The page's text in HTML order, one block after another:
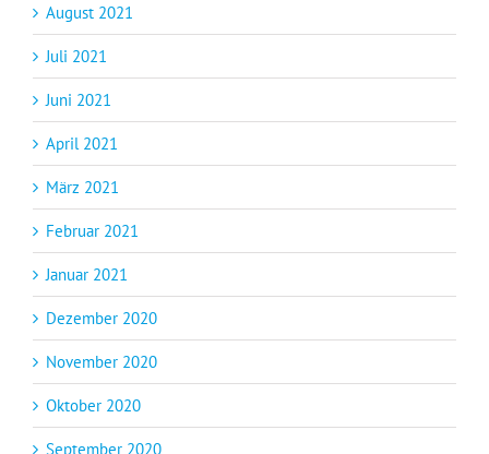
August 2021
Juli 2021
Juni 2021
April 2021
März 2021
Februar 2021
Januar 2021
Dezember 2020
November 2020
Oktober 2020
September 2020